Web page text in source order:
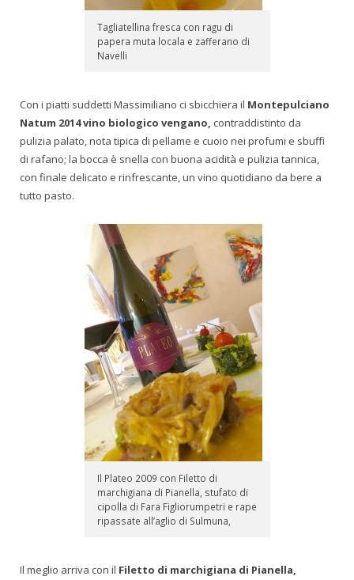
Tagliatellina fresca con ragu di
papera muta locala e zafferano di
Navelli
Con i piatti suddetti Massimiliano ci sbicchiera il Montepulciano
Natum 2014 vino biologico vengano, contraddistinto da
pulizia palato, nota tipica di pellame e cuoio nei profumi e sbuffi
di rafano; la bocca è snella con buona acidità e pulizia tannica,
con finale delicato e rinfrescante, un vino quotidiano da bere a
tutto pasto.
Il Plateo 2009 con Filetto di
marchigiana di Pianella, stufato di
cipolla di Fara Figliorumpetri e rape
ripassate all’aglio di Sulmuna,
Il meglio arriva con il Filetto di marchigiana di Pianella,